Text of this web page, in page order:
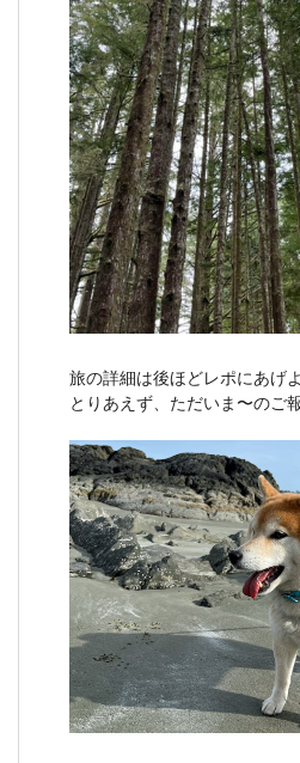
旅の詳細は後ほどレポにあげ
とりあえず、ただいま〜のご